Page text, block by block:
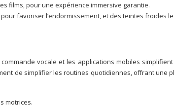
films, pour une expérience immersive garantie.
favoriser l’endormissement, et des teintes froides
vocale et les applications mobiles simplifient
de simplifier les routines quotidiennes, offrant une
motrices.